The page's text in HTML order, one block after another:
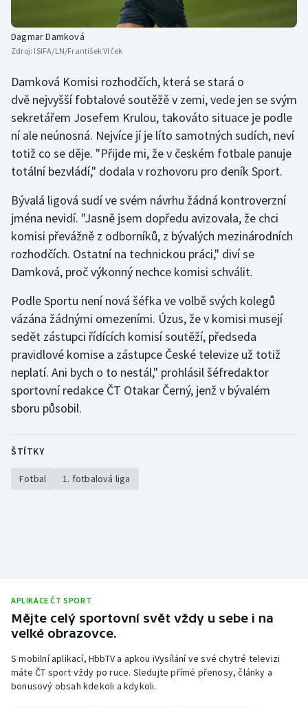
Volejbal
Ostatní
Dagmar Damková
Zdroj: ISIFA/LN/František Vlček
Damková Komisi rozhodčích, která se stará o
dvě nejvyšší fobtalové soutěžě v zemi, vede jen se svým
sekretářem Josefem Krulou, takováto situace je podle
ní ale neúnosná. Nejvíce jí je líto samotných sudích, neví
totiž co se děje. "Přijde mi, že v českém fotbale panuje
totální bezvládí," dodala v rozhovoru pro deník Sport.
Bývalá ligová sudí ve svém návrhu žádná kontroverzní
jména nevidí. "Jasně jsem dopředu avizovala, že chci
komisi převážně z odborníků, z bývalých mezinárodních
rozhodčích. Ostatní na technickou práci," diví se
Damková, proč výkonný nechce komisi schválit.
Podle Sportu není nová šéfka ve volbě svých kolegů
vázána žádnými omezeními. Úzus, že v komisi musejí
sedět zástupci řídících komisí soutěží, předseda
pravidlové komise a zástupce České televize už totiž
neplatí. Ani bych o to nestál," prohlásil šéfredaktor
sportovní redakce ČT Otakar Černý, jenž v bývalém
sboru působil.
ŠTÍTKY
Fotbal 1. fotbalová liga
APLIKACE ČT SPORT
Mějte celý sportovní svět vždy u sebe i na
velké obrazovce.
S mobilní aplikací, HbbTV a apkou iVysílání ve své chytré televizi
máte ČT sport vždy po ruce. Sledujte přímé přenosy, články a
bonusový obsah kdekoli a kdykoli.